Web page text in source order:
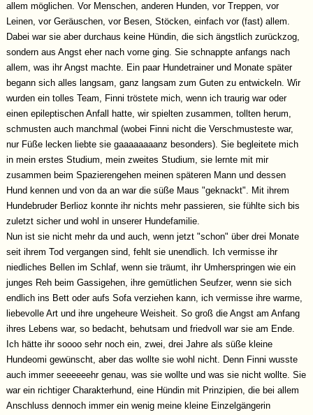
allem möglichen. Vor Menschen, anderen Hunden, vor Treppen, vor
Leinen, vor Geräuschen, vor Besen, Stöcken, einfach vor (fast) allem.
Dabei war sie aber durchaus keine Hündin, die sich ängstlich zurückzog,
sondern aus Angst eher nach vorne ging. Sie schnappte anfangs nach
allem, was ihr Angst machte. Ein paar Hundetrainer und Monate später
begann sich alles langsam, ganz langsam zum Guten zu entwickeln. Wir
wurden ein tolles Team, Finni tröstete mich, wenn ich traurig war oder
einen epileptischen Anfall hatte, wir spielten zusammen, tollten herum,
schmusten auch manchmal (wobei Finni nicht die Verschmusteste war,
nur Füße lecken liebte sie gaaaaaaaanz besonders). Sie begleitete mich
in mein erstes Studium, mein zweites Studium, sie lernte mit mir
zusammen beim Spazierengehen meinen späteren Mann und dessen
Hund kennen und von da an war die süße Maus "geknackt". Mit ihrem
Hundebruder Berlioz konnte ihr nichts mehr passieren, sie fühlte sich bis
zuletzt sicher und wohl in unserer Hundefamilie.
Nun ist sie nicht mehr da und auch, wenn jetzt "schon" über drei Monate
seit ihrem Tod vergangen sind, fehlt sie unendlich. Ich vermisse ihr
niedliches Bellen im Schlaf, wenn sie träumt, ihr Umherspringen wie ein
junges Reh beim Gassigehen, ihre gemütlichen Seufzer, wenn sie sich
endlich ins Bett oder aufs Sofa verziehen kann, ich vermisse ihre warme,
liebevolle Art und ihre ungeheure Weisheit. So groß die Angst am Anfang
ihres Lebens war, so bedacht, behutsam und friedvoll war sie am Ende.
Ich hätte ihr soooo sehr noch ein, zwei, drei Jahre als süße kleine
Hundeomi gewünscht, aber das wollte sie wohl nicht. Denn Finni wusste
auch immer seeeeeehr genau, was sie wollte und was sie nicht wollte. Sie
war ein richtiger Charakterhund, eine Hündin mit Prinzipien, die bei allem
Anschluss dennoch immer ein wenig meine kleine Einzelgängerin